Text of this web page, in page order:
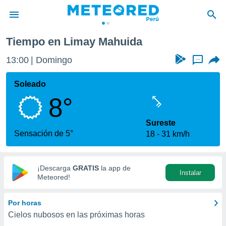
de
ha sido
calidad.
a este
las
y
digital
basada
Tiempo en Limay Mahuida
13:00 Domingo ...
Soleado
8°
Sensación de 5°
Sureste
18
31 km/h
¡Descarga GRATIS la app de
Meteored!
Instalar
Por horas
Cielos nubosos en las próximas horas